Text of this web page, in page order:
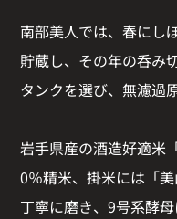
南部美人では、春にし
貯蔵し、その年の呑み
タンクを選び、無濾過
岩手県産の酒造好適米
0％精米、掛米には「
丁寧に磨き、9号系酵